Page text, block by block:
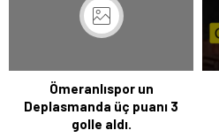
Ömeranlıspor un
Deplasmanda üç puanı 3
golle aldı.